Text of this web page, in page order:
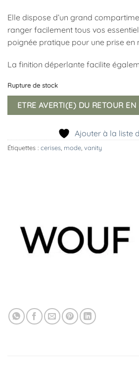
Elle dispose d’un grand
ranger facilement tous vos
poignée pratique pour une prise en
La finition déperlante facilite
Rupture de stock
ETRE AVERTI(E) DU RETOUR EN
Ajouter à la liste
Étiquettes : cerises, mode, vanity